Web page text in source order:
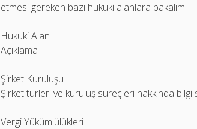
etmesi gereken bazı hukuki alanlara bakalım:
Hukuki Alan
Açıklama
Şirket Kuruluşu
Şirket türleri ve kuruluş süreçleri hakkında
Vergi Yükümlülükleri